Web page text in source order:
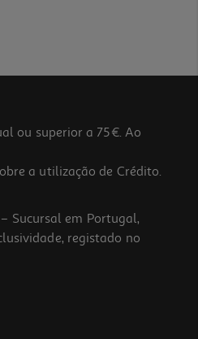
ou superior a 75€. Ao
a utilização de Crédito.
Sucursal em Portugal,
registado no